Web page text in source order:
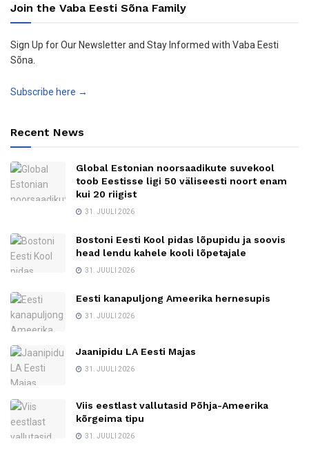
Join the Vaba Eesti Sõna Family
Sign Up for Our Newsletter and Stay Informed with Vaba Eesti
Sõna.
Subscribe here →
Recent News
Global Estonian noorsaadikute suvekool
toob Eestisse ligi 50 väliseesti noort enam
kui 20 riigist
31. JUULI 2026
Bostoni Eesti Kool pidas lõpupidu ja soovis
head lendu kahele kooli lõpetajale
31. JUULI 2026
Eesti kanapuljong Ameerika hernesupis
31. JUULI 2026
Jaanipidu LA Eesti Majas
31. JUULI 2026
Viis eestlast vallutasid Põhja-Ameerika
kõrgeima tipu
31. JUULI 2026